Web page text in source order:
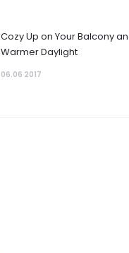
Cozy Up on Your Balcony
Warmer Daylight
06.06 2017